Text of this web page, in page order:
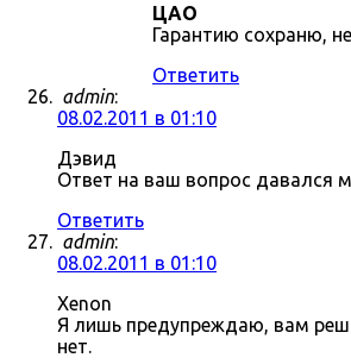
ЦАО
Гарантию сохраню,
Ответить
admin:
08.02.2011 в 01:10
Дэвид
Ответ на ваш вопрос давался
Ответить
admin:
08.02.2011 в 01:10
Xenon
Я лишь предупреждаю, вам
нет.